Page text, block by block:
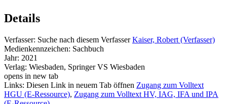
Details
Verfasser: Suche nach diesem Verfasser Kaiser, Robert (Verfasser)
Medienkennzeichen: Sachbuch
Jahr: 2021
Verlag: Wiesbaden, Springer VS Wiesbaden
opens in new tab
Links: Diesen Link in neuem Tab öffnen Zugang zum Volltext
HGU (E-Ressource), Zugang zum Volltext HV, IAG, IFA und IPA